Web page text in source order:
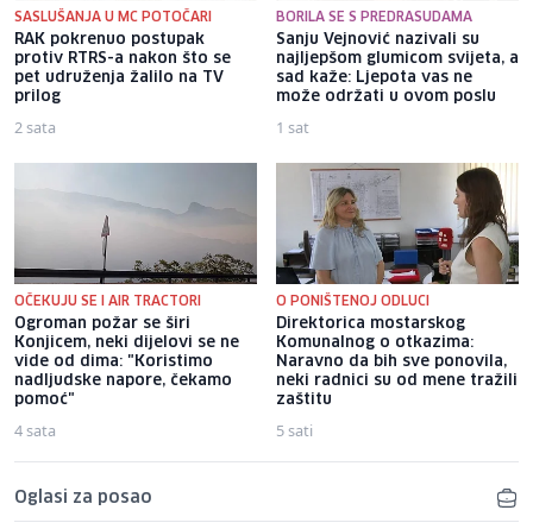
SASLUŠANJA U MC POTOČARI
RAK pokrenuo postupak
protiv RTRS-a nakon što se
pet udruženja žalilo na TV
prilog
2 sata
BORILA SE S PREDRASUDAMA
Sanju Vejnović nazivali su
najljepšom glumicom svijeta, a
sad kaže: Ljepota vas ne
može održati u ovom poslu
1 sat
OČEKUJU SE I AIR TRACTORI
Ogroman požar se širi
Konjicem, neki dijelovi se ne
vide od dima: "Koristimo
nadljudske napore, čekamo
pomoć"
4 sata
O PONIŠTENOJ ODLUCI
Direktorica mostarskog
Komunalnog o otkazima:
Naravno da bih sve ponovila,
neki radnici su od mene tražili
zaštitu
5 sati
Oglasi za posao